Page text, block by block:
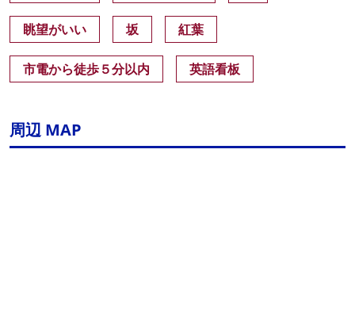
眺望がいい 坂 紅葉
市電から徒歩５分以内 英語看板
周辺 MAP